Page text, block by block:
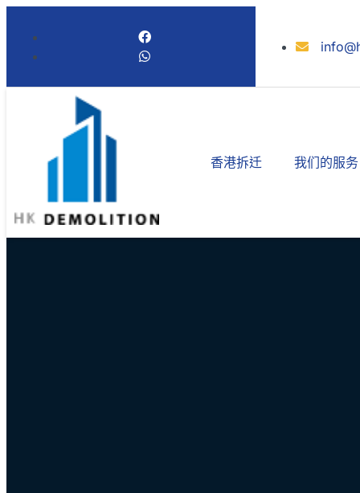
香港拆迁 我们的服务